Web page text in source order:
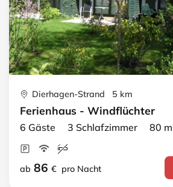
Dierhagen-Strand 5 km
Ferienhaus - Windflüchter
6 Gäste 3 Schlafzimmer 80
ab 86 € pro Nacht